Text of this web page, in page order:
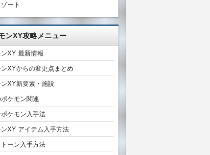
ート
ンXY攻略メニュー
XY 最新情報
XYからの変更点まとめ
XY新要素・施設
ケモン関連
ケモン入手法
ンXY アイテム入手方法
トーン入手方法